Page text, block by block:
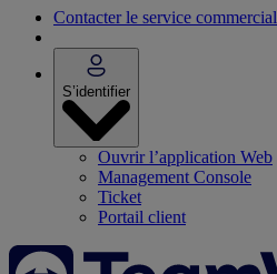
Contacter le service commercial
S’identifier
Ouvrir l’application Web
Management Console
Ticket
Portail client